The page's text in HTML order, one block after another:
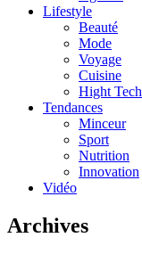
Lifestyle
Beauté
Mode
Voyage
Cuisine
Hight Tech
Tendances
Minceur
Sport
Nutrition
Innovation
Vidéo
Archives